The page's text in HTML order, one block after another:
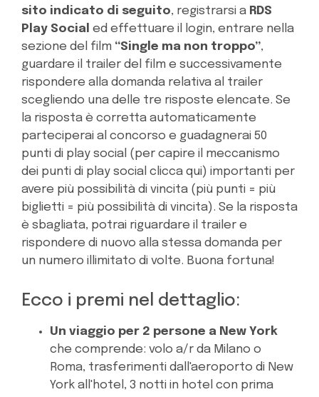
sito indicato di seguito, registrarsi a RDS
Play Social ed effettuare il login, entrare nella
sezione del film “Single ma non troppo”,
guardare il trailer del film e successivamente
rispondere alla domanda relativa al trailer
scegliendo una delle tre risposte elencate. Se
la risposta è corretta automaticamente
parteciperai al concorso e guadagnerai 50
punti di play social (per capire il meccanismo
dei punti di play social clicca qui) importanti per
avere più possibilità di vincita (più punti = più
biglietti = più possibilità di vincita). Se la risposta
è sbagliata, potrai riguardare il trailer e
rispondere di nuovo alla stessa domanda per
un numero illimitato di volte. Buona fortuna!
Ecco i premi nel dettaglio:
Un viaggio per 2 persone a New York
che comprende: volo a/r da Milano o
Roma, trasferimenti dall'aeroporto di New
York all'hotel, 3 notti in hotel con prima